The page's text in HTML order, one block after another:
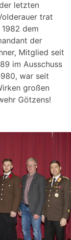
letzten
trat
dem
der
Mitglied seit
im Ausschuss
war seit
großen
Götzens!